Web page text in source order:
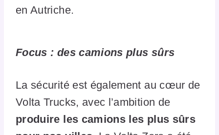
en Autriche.
Focus : des camions plus sûrs
La sécurité est également au cœur de
Volta Trucks, avec l’ambition de
produire les camions les plus sûrs